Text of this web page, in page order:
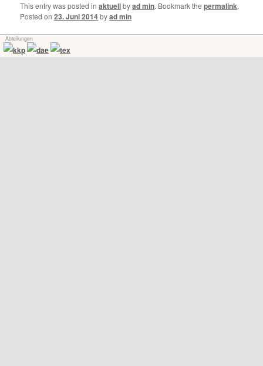
This entry was posted inaktuellbyad min. Bookmark thepermalink.
Posted on23. Juni 2014byad min
Abteilungen